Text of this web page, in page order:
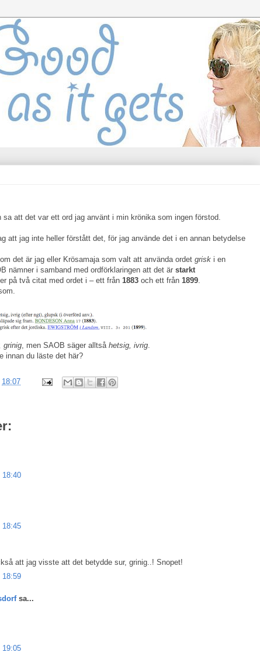
sa att det var ett ord jag använt i min krönika som ingen förstod.
att jag inte heller förstått det, för jag använde det i en annan betydelse
det är jag eller Krösamaja som valt att använda ordet grisk i en
nämner i samband med ordförklaringen att det är starkt
på två citat med ordet i – ett från 1883 och ett från 1899.
grinig, men SAOB säger alltså hetsig, ivrig.
innan du läste det här?
18:07
18:40
18:45
att jag visste att det betydde sur, grinig..! Snopet!
18:59
sa...
19:05